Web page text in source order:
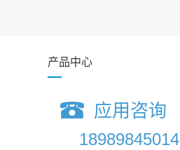
产品中心
应用咨询
18989845014